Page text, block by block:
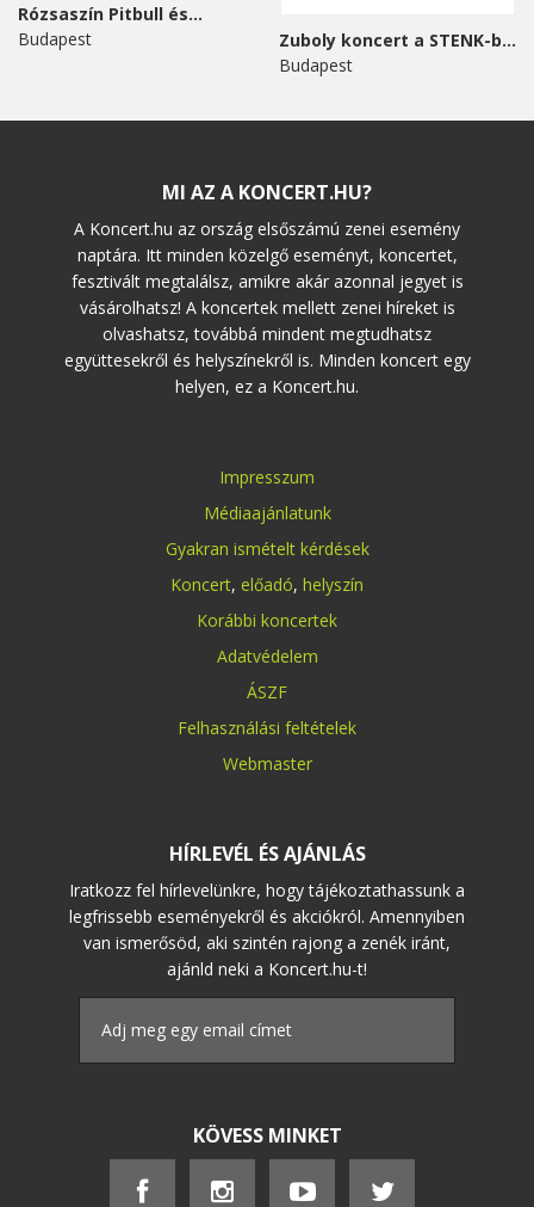
Rózsaszín Pitbull és...
Budapest
Zuboly koncert a STENK-ben
Budapest
MI AZ A KONCERT.HU?
A Koncert.hu az ország elsőszámú zenei esemény
naptára. Itt minden közelgő eseményt, koncertet,
fesztivált megtalálsz, amikre akár azonnal jegyet is
vásárolhatsz! A koncertek mellett zenei híreket is
olvashatsz, továbbá mindent megtudhatsz
együttesekről és helyszínekről is. Minden koncert egy
helyen, ez a Koncert.hu.
Impresszum
Médiaajánlatunk
Gyakran ismételt kérdések
Koncert, előadó, helyszín
Korábbi koncertek
Adatvédelem
ÁSZF
Felhasználási feltételek
Webmaster
HÍRLEVÉL ÉS AJÁNLÁS
Iratkozz fel hírlevelünkre, hogy tájékoztathassunk a
legfrissebb eseményekről és akciókról. Amennyiben
van ismerősöd, aki szintén rajong a zenék iránt,
ajánld neki a Koncert.hu-t!
KÖVESS MINKET